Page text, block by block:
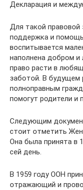
Декларация и
Для такой правовой
поддержка и
воспитывается
наполнена добром
право расти в
заботой. В будущем
полноправным
помогут родители и
Следующим
стоит отметить
Она была принята в
сей день.
В 1959 году ООН
отражающий и